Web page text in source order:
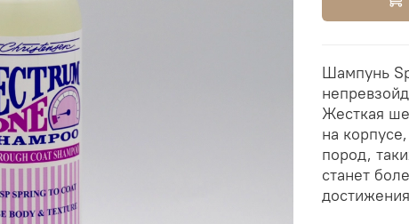
Шампунь
Жесткая
на
пород,
станет